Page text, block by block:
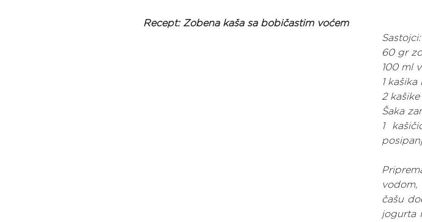
Recept: Zobena kaša sa bobičastim voćem
Sastojci:
60 gr
100 ml
1
2
Šaka
1
čašu
jogurta